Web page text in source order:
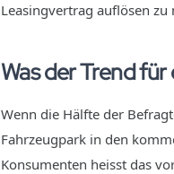
Leasingvertrag auflösen zu
Was der Trend
Wenn die Hälfte der
Fahrzeugpark in den
Konsumenten heisst das